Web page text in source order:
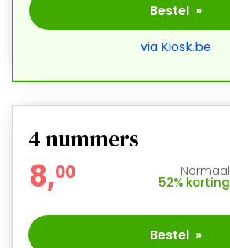
Bestel »
via Kiosk.be
4nummers
8,00 Normaal
52% korting
Bestel »